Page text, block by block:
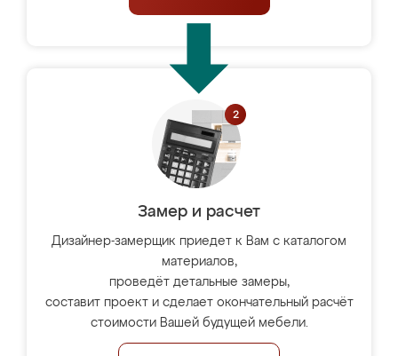
Замер и расчет
Дизайнер-замерщик приедет к Вам с каталогом
материалов,
проведёт детальные замеры,
составит проект и сделает окончательный расчёт
стоимости Вашей будущей мебели.